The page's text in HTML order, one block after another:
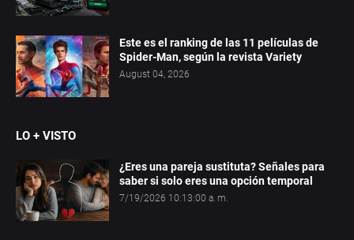
Este es el ranking de las 11 películas de
Spider-Man, según la revista Variety
August 04, 2026
LO + VISTO
¿Eres una pareja sustituta? Señales para
saber si solo eres una opción temporal
7/19/2026 10:13:00 a. m.